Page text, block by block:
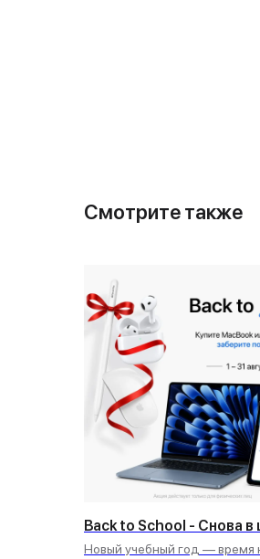
Смотрите также
Back to School - Снова в
Новый учебный год — время